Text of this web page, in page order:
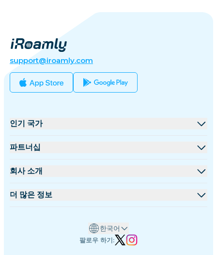
support@iroamly.com
인기 국가
미국
프랑스
파트너십
도매 플랫폼
회사 소개
iRoamly 소개
더 많은 정보
한국어
팔로우 하기: